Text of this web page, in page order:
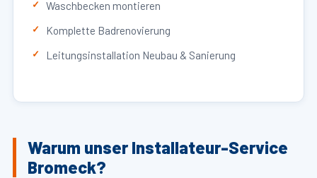
Waschbecken montieren
Komplette Badrenovierung
Leitungsinstallation Neubau & Sanierung
Warum unser Installateur-Service
Bromeck?